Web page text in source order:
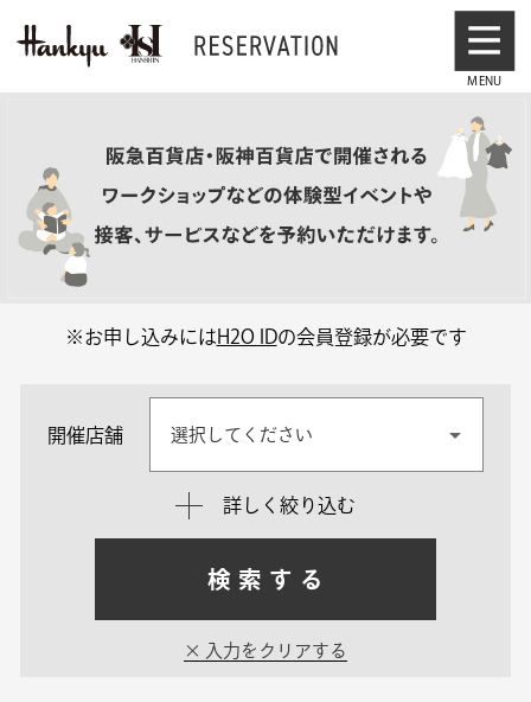
※お申し込みにはH2O IDの会員登録が必要です
開催店舗 選択してください
詳しく絞り込む
検索する
入力をクリアする